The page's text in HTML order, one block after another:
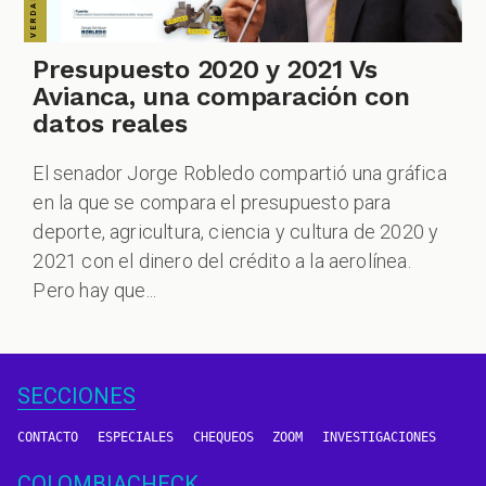
Presupuesto 2020 y 2021 Vs
Avianca, una comparación con
datos reales
El senador Jorge Robledo compartió una gráfica
en la que se compara el presupuesto para
deporte, agricultura, ciencia y cultura de 2020 y
2021 con el dinero del crédito a la aerolínea.
Pero hay que...
SECCIONES
CONTACTO ESPECIALES CHEQUEOS ZOOM INVESTIGACIONES